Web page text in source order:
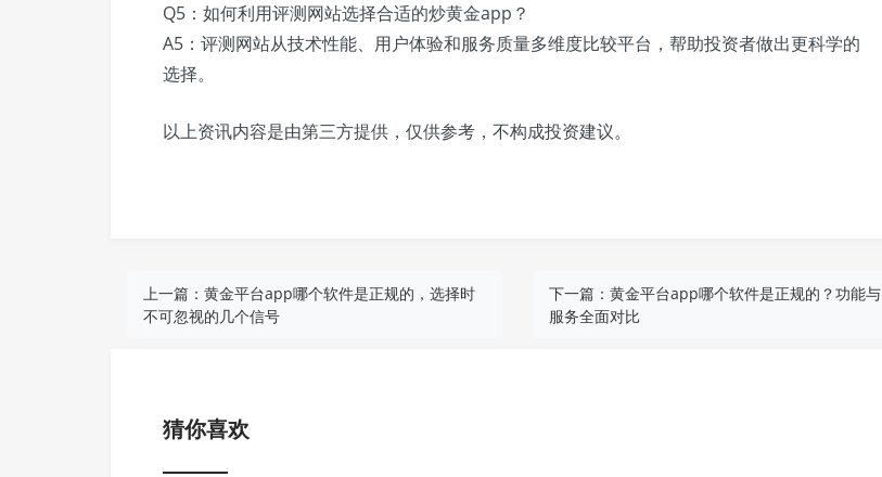
Q5：如何利用评测网站选择合适的炒黄金app？
A5：评测网站从技术性能、用户体验和服务质量多维度比较平台，帮助投资者做出更科学的
选择。
以上资讯内容是由第三方提供，仅供参考，不构成投资建议。
上一篇： 黄金平台app哪个软件是正规的，选择时
不可忽视的几个信号
下一篇：黄金平台app哪个软件是正规的？功能与
服务全面对比
猜你喜欢